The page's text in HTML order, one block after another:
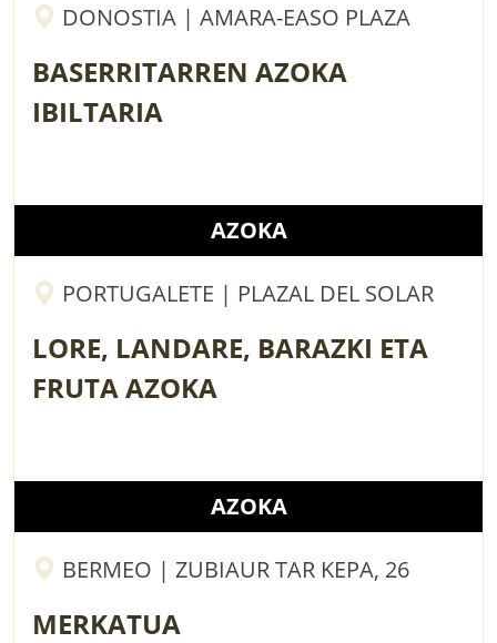
DONOSTIA | AMARA-EASO PLAZA
BASERRITARREN AZOKA
IBILTARIA
AZOKA
PORTUGALETE | PLAZAL DEL SOLAR
LORE, LANDARE, BARAZKI ETA
FRUTA AZOKA
AZOKA
BERMEO | ZUBIAUR TAR KEPA, 26
MERKATUA